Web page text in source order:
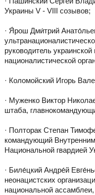
Украины V - VIII созывов;
· Я́рош Дми́трий
руководитель
националистической
· Коломойский Игорь
· Муженко Виктор
штаба,
· Полторак Степан
командующий
Национальной гвардией
· Биле́цкий Андре́й
неонацистских
национальной